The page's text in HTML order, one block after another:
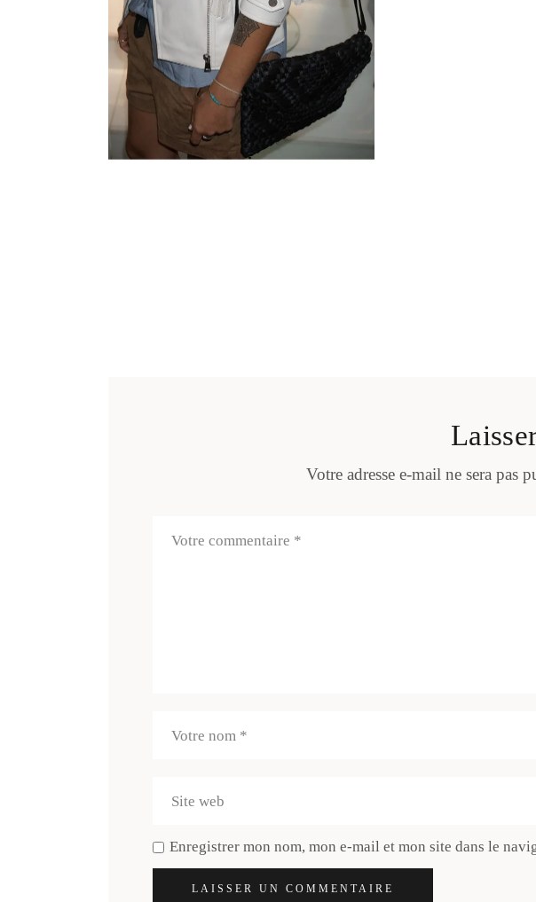
Votre adresse e-mail ne sera pas
Enregistrer mon nom, mon e-mail et mon site dans le
LAISSER UN COMMENTAIRE